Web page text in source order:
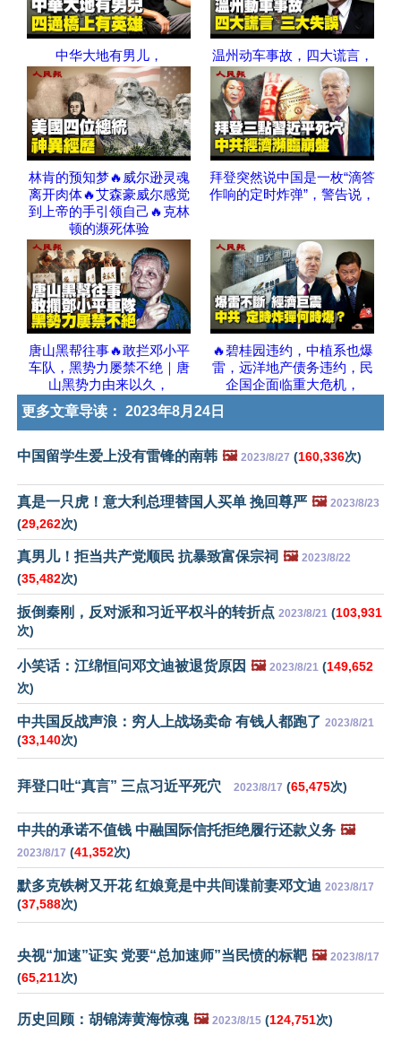
中华大地有男儿， 温州动车事故，四大谎言，
林肯的预知梦🔥威尔逊灵魂
离开肉体🔥艾森豪威尔感觉
到上帝的手引领自己🔥克林
顿的濒死体验
拜登突然说中国是一枚“滴答
作响的定时炸弹”，警告说，
唐山黑帮往事🔥敢拦邓小平
车队，黑势力屡禁不绝｜唐
山黑势力由来以久，
🔥碧桂园违约，中植系也爆
雷，远洋地产债务违约，民
企国企面临重大危机，
更多文章导读： 2023年8月24日
中国留学生爱上没有雷锋的南韩 🖼️ 2023/8/27 (160,336次)
真是一只虎！意大利总理替国人买单 挽回尊严 🖼️ 2023/8/23
(29,262次)
真男儿！拒当共产党顺民 抗暴致富保宗祠 🖼️ 2023/8/22
(35,482次)
扳倒秦刚，反对派和习近平权斗的转折点 2023/8/21 (103,931
次)
小笑话：江绵恒问邓文迪被退货原因 🖼️ 2023/8/21 (149,652
次)
中共国反战声浪：穷人上战场卖命 有钱人都跑了 2023/8/21
(33,140次)
拜登口吐“真言” 三点习近平死穴 2023/8/17 (65,475次)
中共的承诺不值钱 中融国际信托拒绝履行还款义务 🖼️
2023/8/17 (41,352次)
默多克铁树又开花 红娘竟是中共间谍前妻邓文迪 2023/8/17
(37,588次)
央视“加速”证实 党要“总加速师”当民愤的标靶 🖼️ 2023/8/17
(65,211次)
历史回顾：胡锦涛黄海惊魂 🖼️ 2023/8/15 (124,751次)